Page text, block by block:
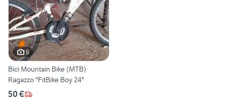
6
Bici Mountain Bike (MTB)
Ragazzo "FitBike Boy 24"
50 €